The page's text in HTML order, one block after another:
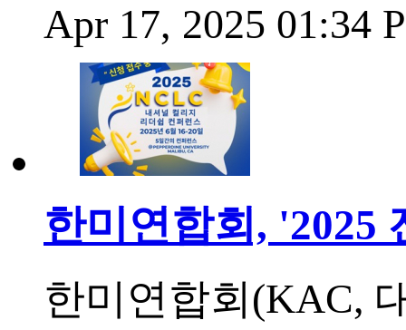
Apr 17, 2025 01:34
한미연합회, '2025
한미연합회(KAC,